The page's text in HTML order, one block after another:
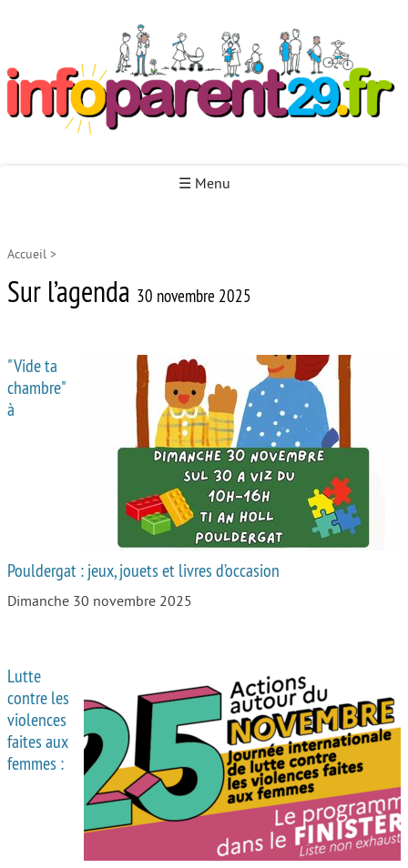
☰ Menu
Autour de la naissance
Autour de l’enfance
Autour de la jeunesse
Autour de l’école
Protéger les enfants
Face au handicap
Face au deuil
Place aux grands-parents
Accueil >
Sur l’agenda 30 novembre 2025
"Vide ta
chambre"
à
Pouldergat : jeux, jouets et livres d’occasion
Dimanche 30 novembre 2025
Lutte
contre les
violences
faites aux
femmes :